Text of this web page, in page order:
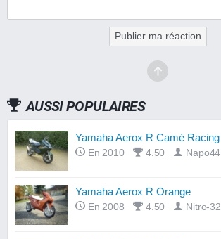
Publier ma réaction
AUSSI POPULAIRES
Yamaha Aerox R Camé Racing
En 2010 4.50 Napo44
Yamaha Aerox R Orange
En 2008 4.50 Nitro-32